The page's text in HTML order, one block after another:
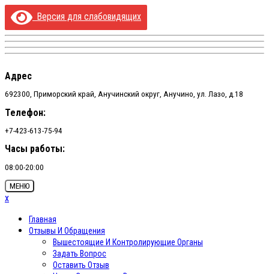
Версия для слабовидящих
Перейти
содержимому
Адрес
692300, Приморский край, Анучинский округ, Анучино, ул. Лазо, д.18
Телефон:
+7-423-613-75-94
Часы работы:
08:00-20:00
МЕНЮ
x
Главная
Отзывы И Обращения
Вышестоящие И Контролирующие Органы
Задать Вопрос
Оставить Отзыв